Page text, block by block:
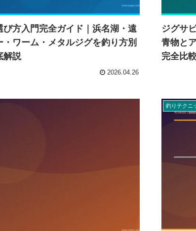
方入門完全ガイド｜浜名湖・遠
ワーム・メタルジグを釣り方別
解説
2026.04.26
ジグサ
青物と
完全比
釣りテクニ